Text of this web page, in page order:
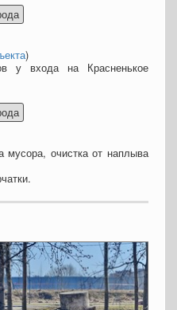
)
у входа на Красненькое
очистка от наплыва